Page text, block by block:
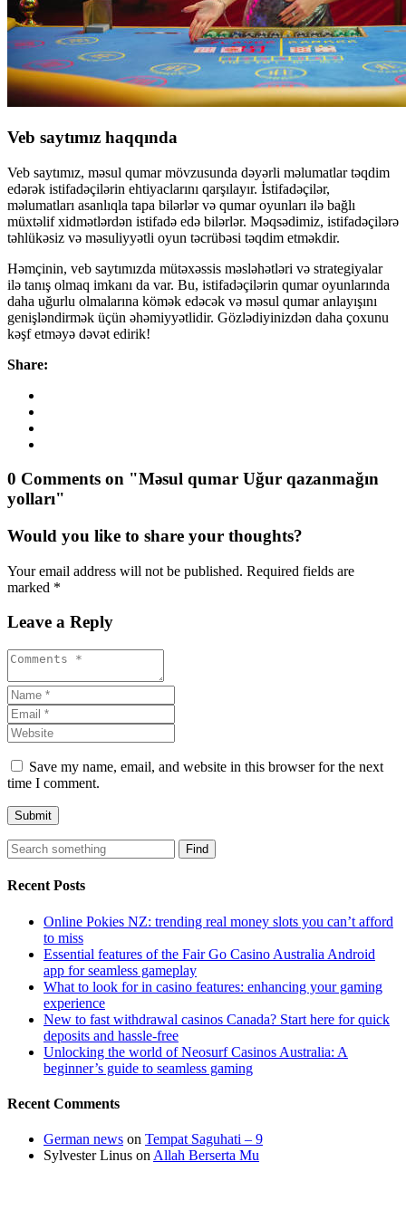
Veb saytımız haqqında
Veb saytımız, məsul qumar mövzusunda dəyərli məlumatlar təqdim
edərək istifadəçilərin ehtiyaclarını qarşılayır. İstifadəçilər,
məlumatları asanlıqla tapa bilərlər və qumar oyunları ilə bağlı
müxtəlif xidmətlərdən istifadə edə bilərlər. Məqsədimiz, istifadəçilərə
təhlükəsiz və məsuliyyətli oyun təcrübəsi təqdim etməkdir.
Həmçinin, veb saytımızda mütəxəssis məsləhətləri və strategiyalar
ilə tanış olmaq imkanı da var. Bu, istifadəçilərin qumar oyunlarında
daha uğurlu olmalarına kömək edəcək və məsul qumar anlayışını
genişləndirmək üçün əhəmiyyətlidir. Gözlədiyinizdən daha çoxunu
kəşf etməyə dəvət edirik!
Share:
0 Comments on "Məsul qumar Uğur qazanmağın
yolları"
Would you like to share your thoughts?
Your email address will not be published. Required fields are
marked *
Leave a Reply
Save my name, email, and website in this browser for the next
time I comment.
Find
Recent Posts
Online Pokies NZ: trending real money slots you can’t afford
to miss
Essential features of the Fair Go Casino Australia Android
app for seamless gameplay
What to look for in casino features: enhancing your gaming
experience
New to fast withdrawal casinos Canada? Start here for quick
deposits and hassle-free
Unlocking the world of Neosurf Casinos Australia: A
beginner’s guide to seamless gaming
Recent Comments
German news on Tempat Saguhati – 9
Sylvester Linus on Allah Berserta Mu